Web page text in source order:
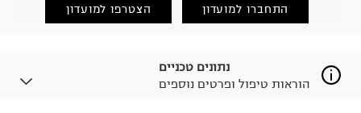
(במקום ב-19.9 ₪) לזמן מוגבל! חינם בהזמנות מעל 500 ₪.
למידע נא ללחוץ כאן
.
לפני החזרת החבילה, חשוב להדביק את מדבקת הגוביינא על
התחברו למועדון הצטרפו למועדון
נתונים טכניים
הוראות טיפול ופרטים נוספים